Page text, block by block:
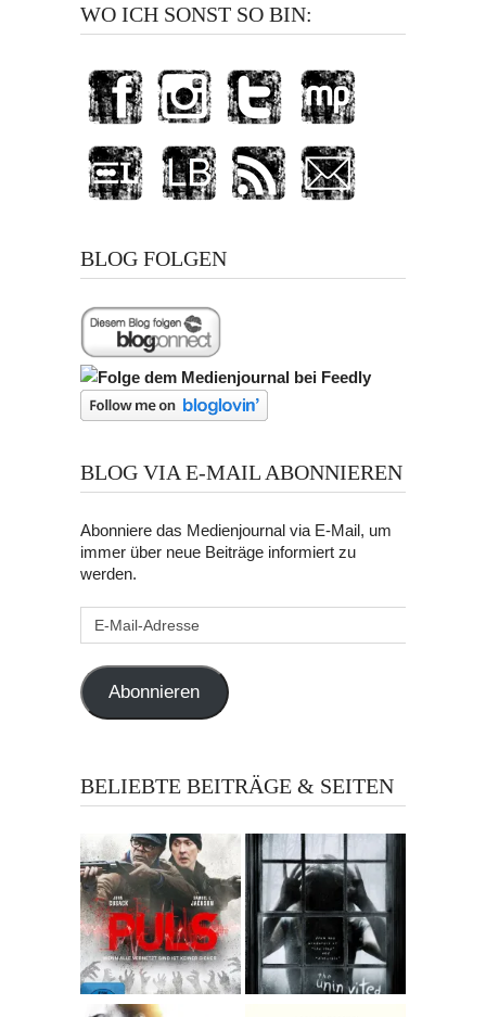
WO ICH SONST SO BIN:
BLOG FOLGEN
BLOG VIA E-MAIL ABONNIEREN
Abonniere das Medienjournal via E-Mail, um
immer über neue Beiträge informiert zu
werden.
Abonnieren
BELIEBTE BEITRÄGE & SEITEN